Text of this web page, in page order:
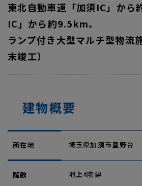
東北自動車道「加須IC」か
IC」から約9.5km。
ランプ付き大型マルチ型物流
末竣工）
建物概要
所在地 埼玉県加須市豊野台
階数 地上4階建